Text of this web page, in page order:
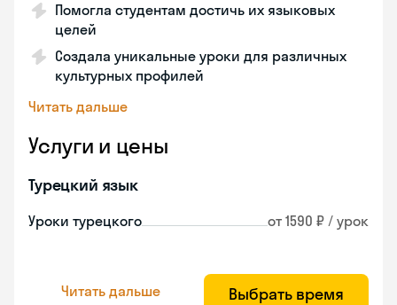
Помогла студентам достичь их языковых
целей
Создала уникальные уроки для различных
культурных профилей
Читать дальше
Услуги и цены
Турецкий язык
Уроки турецкого от 1590 ₽ / урок
Читать дальше Выбрать время